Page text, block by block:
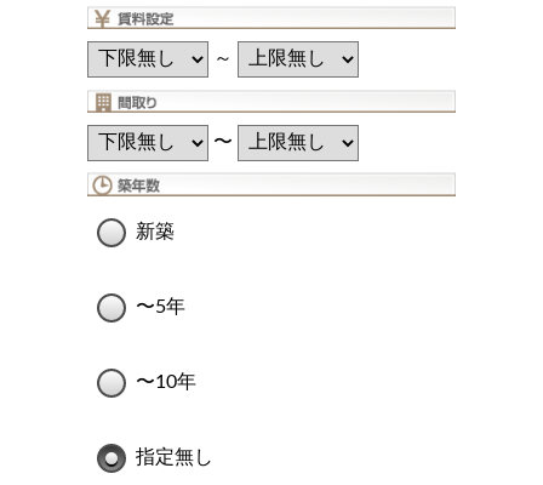
～
〜
新築
〜5年
〜10年
指定無し